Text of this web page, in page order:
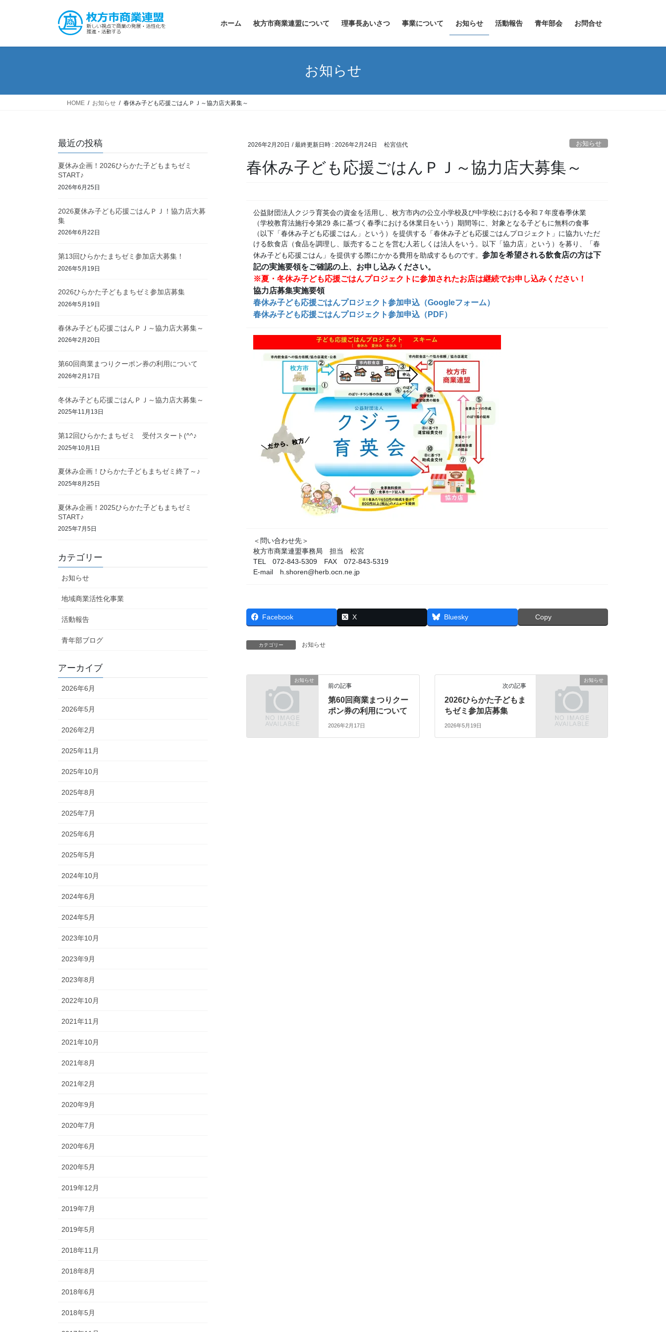
ホーム 枚方市商業連盟について 理事長あいさつ 事業について お知らせ 活動報告 青年部会 お問合せ
お知らせ
HOME お知らせ 春休み子ども応援ごはんＰＪ～協力店大募集～
2026年2月20日 / 最終更新日時 : 2026年2月24日 松宮信代 お知らせ
春休み子ども応援ごはんＰＪ～協力店大募集～
公益財団法人クジラ育英会の資金を活用し、枚方市内の公立小学校及び中学校における令和７年度春季休業
（学校教育法施行令第29 条に基づく春季における休業日をいう）期間等に、対象となる子どもに無料の食事
（以下「春休み子ども応援ごはん」という）を提供する「春休み子ども応援ごはんプロジェクト」に協力いただ
ける飲食店（食品を調理し、販売することを営む人若しくは法人をいう。以下「協力店」という）を募り、「春
休み子ども応援ごはん」を提供する際にかかる費用を助成するものです。 参加を希望される飲食店の方は下
記の実施要領をご確認の上、お申し込みください。
※夏・冬休み子ども応援ごはんプロジェクトに参加されたお店は継続でお申し込みください！
協力店募集実施要領
春休み子ども応援ごはんプロジェクト参加申込（Googleフォーム）
春休み子ども応援ごはんプロジェクト参加申込（PDF）
＜問い合わせ先＞
枚方市商業連盟事務局 担当 松宮
TEL 072-843-5309 FAX 072-843-5319
E-mail h.shoren@herb.ocn.ne.jp
Facebook X Bluesky Copy
カテゴリー お知らせ
お知らせ
前の記事
第60回商業まつりクー
ポン券の利用について
2026年2月17日
お知らせ
次の記事
2026ひらかた子どもま
ちゼミ参加店募集
2026年5月19日
最近の投稿
夏休み企画！2026ひらかた子どもまちゼミ
START♪
2026年6月25日
2026夏休み子ども応援ごはんＰＪ！協力店大募
集
2026年6月22日
第13回ひらかたまちゼミ参加店大募集！
2026年5月19日
2026ひらかた子どもまちゼミ参加店募集
2026年5月19日
春休み子ども応援ごはんＰＪ～協力店大募集～
2026年2月20日
第60回商業まつりクーポン券の利用について
2026年2月17日
冬休み子ども応援ごはんＰＪ～協力店大募集～
2025年11月13日
第12回ひらかたまちゼミ 受付スタート(^^♪
2025年10月1日
夏休み企画！ひらかた子どもまちゼミ終了～♪
2025年8月25日
夏休み企画！2025ひらかた子どもまちゼミ
START♪
2025年7月5日
カテゴリー
お知らせ
地域商業活性化事業
活動報告
青年部ブログ
アーカイブ
2026年6月
2026年5月
2026年2月
2025年11月
2025年10月
2025年8月
2025年7月
2025年6月
2025年5月
2024年10月
2024年6月
2024年5月
2023年10月
2023年9月
2023年8月
2022年10月
2021年11月
2021年10月
2021年8月
2021年2月
2020年9月
2020年7月
2020年6月
2020年5月
2019年12月
2019年7月
2019年5月
2018年11月
2018年8月
2018年6月
2018年5月